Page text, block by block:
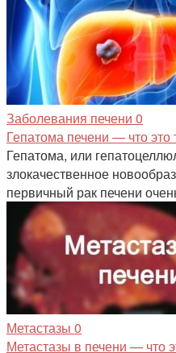
Заболевания печени 0
Гепатома печени — что это
Гепатома, или
злокачественное
первичный рак печени
Метастазы 0
Метастазы в печени — что